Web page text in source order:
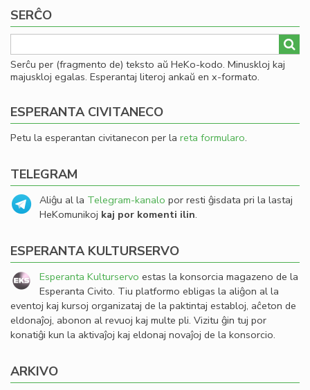
SERĈO
Serĉu per (fragmento de) teksto aŭ HeKo-kodo. Minuskloj kaj
majuskloj egalas. Esperantaj literoj ankaŭ en x-formato.
ESPERANTA CIVITANECO
Petu la esperantan civitanecon per la reta formularo.
TELEGRAM
Aliĝu al la Telegram-kanalo por resti ĝisdata pri la lastaj
HeKomunikoj kaj por komenti ilin.
ESPERANTA KULTURSERVO
Esperanta Kulturservo estas la konsorcia magazeno de la
Esperanta Civito. Tiu platformo ebligas la aliĝon al la
eventoj kaj kursoj organizataj de la paktintaj establoj, aĉeton de
eldonaĵoj, abonon al revuoj kaj multe pli. Vizitu ĝin tuj por
konatiĝi kun la aktivaĵoj kaj eldonaj novaĵoj de la konsorcio.
ARKIVO